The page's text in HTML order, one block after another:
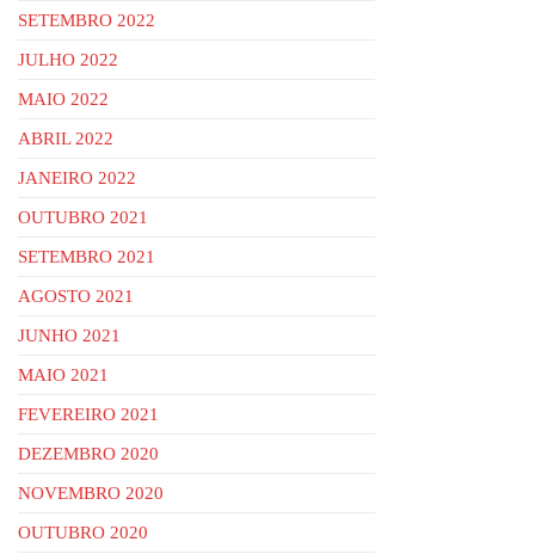
SETEMBRO 2022
JULHO 2022
MAIO 2022
ABRIL 2022
JANEIRO 2022
OUTUBRO 2021
SETEMBRO 2021
AGOSTO 2021
JUNHO 2021
MAIO 2021
FEVEREIRO 2021
DEZEMBRO 2020
NOVEMBRO 2020
OUTUBRO 2020